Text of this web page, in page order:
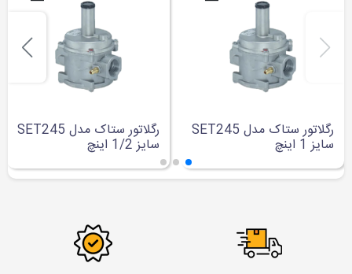
رگلاتور ستاک مدل SET245
سایز 1 اینچ
رگلاتور ستاک مدل SET245
سایز 1/2 اینچ